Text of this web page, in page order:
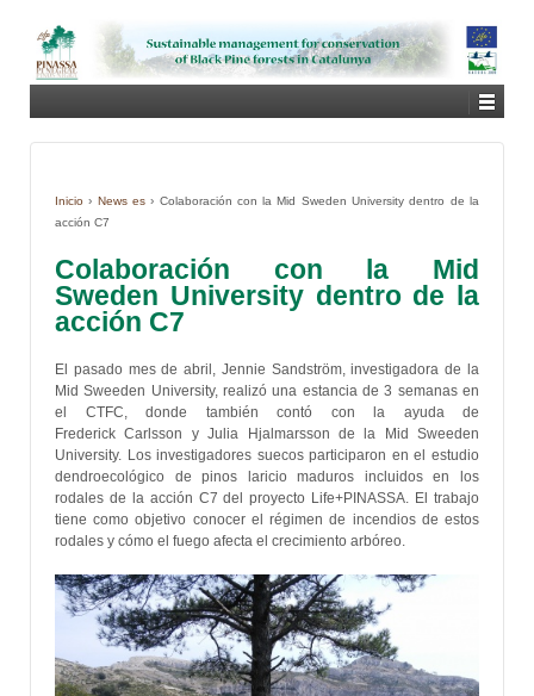
Inicio › News es › Colaboración con la Mid Sweden University dentro de la
acción C7
Colaboración con la Mid
Sweden University dentro de la
acción C7
El pasado mes de abril, Jennie Sandström, investigadora de la
Mid Sweeden University, realizó una estancia de 3 semanas en
el CTFC, donde también contó con la ayuda de
Frederick Carlsson y Julia Hjalmarsson de la Mid Sweeden
University. Los investigadores suecos participaron en el estudio
dendroecológico de pinos laricio maduros incluidos en los
rodales de la acción C7 del proyecto Life+PINASSA. El trabajo
tiene como objetivo conocer el régimen de incendios de estos
rodales y cómo el fuego afecta el crecimiento arbóreo.